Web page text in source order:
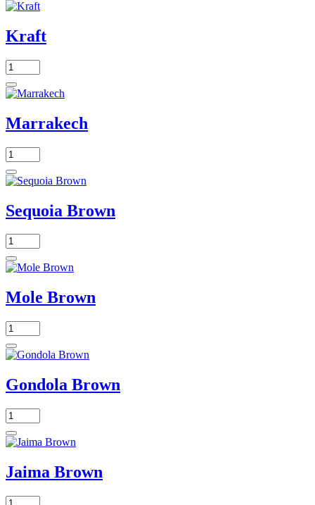
Kraft
Marrakech
Sequoia Brown
Mole Brown
Gondola Brown
Jaima Brown